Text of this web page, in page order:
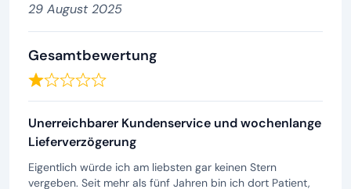
29 August 2025
Gesamtbewertung
Unerreichbarer Kundenservice und wochenlange
Lieferverzögerung
Eigentlich würde ich am liebsten gar keinen Stern
vergeben. Seit mehr als fünf Jahren bin ich dort Patient,